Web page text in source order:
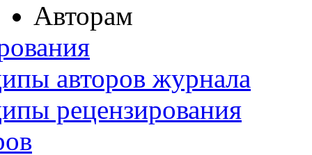
Авторам
авторов журнала
рецензирования